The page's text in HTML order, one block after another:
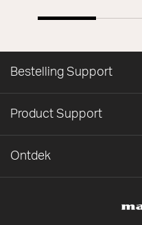
Bestelling Support
Product Support
Ontdek